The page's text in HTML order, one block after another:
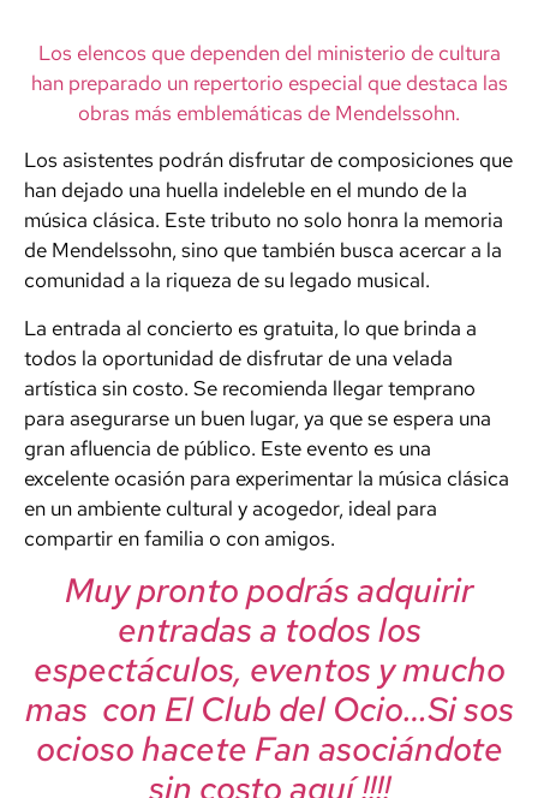
Los elencos que dependen del ministerio de cultura
han preparado un repertorio especial que destaca las
obras más emblemáticas de Mendelssohn.
Los asistentes podrán disfrutar de composiciones que
han dejado una huella indeleble en el mundo de la
música clásica. Este tributo no solo honra la memoria
de Mendelssohn, sino que también busca acercar a la
comunidad a la riqueza de su legado musical.
La entrada al concierto es gratuita, lo que brinda a
todos la oportunidad de disfrutar de una velada
artística sin costo. Se recomienda llegar temprano
para asegurarse un buen lugar, ya que se espera una
gran afluencia de público. Este evento es una
excelente ocasión para experimentar la música clásica
en un ambiente cultural y acogedor, ideal para
compartir en familia o con amigos.
Muy pronto podrás adquirir
entradas a todos los
espectáculos, eventos y mucho
mas con El Club del Ocio…Si sos
ocioso hacete Fan asociándote
sin costo aquí !!!!